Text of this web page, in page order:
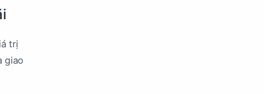
trị
giao